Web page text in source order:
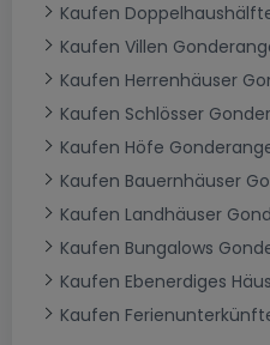
Kaufen
Kaufen Villen
Kaufen Herrenhäuser
Kaufen Schlösser
Kaufen Höfe
Kaufen Bauernhäuser
Kaufen Landhäuser
Kaufen Bungalows
Kaufen Ebenerdiges
Kaufen